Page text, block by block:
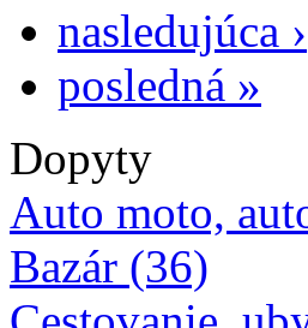
nasledujúca ›
posledná »
Dopyty
Auto moto,
Bazár (36)